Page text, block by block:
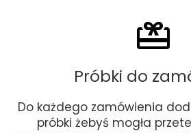
Próbki do
Do każdego zamówienia
próbki żebyś mogła